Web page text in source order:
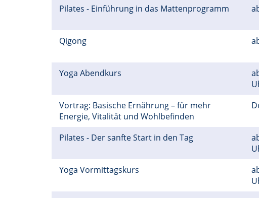
Pilates - Einführung in das Mattenprogramm
Qigong
Yoga Abendkurs
Vortrag: Basische Ernährung – für mehr
Energie, Vitalität und Wohlbefinden
Pilates - Der sanfte Start in den Tag
Yoga Vormittagskurs